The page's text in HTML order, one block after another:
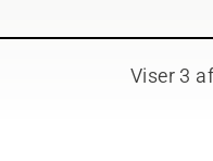
få at vide,
til kæden påViser 3